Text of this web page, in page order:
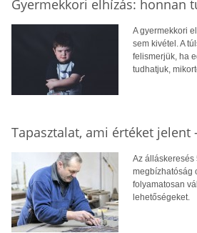
Gyermekkori elhízás: honnan
A gyermekkori
sem kivétel. A
felismerjük, ha
tudhatjuk,
Tapasztalat, ami értéket jelent
Az álláskeresés
megbízhatóság
folyamatosan
lehetőségeket.